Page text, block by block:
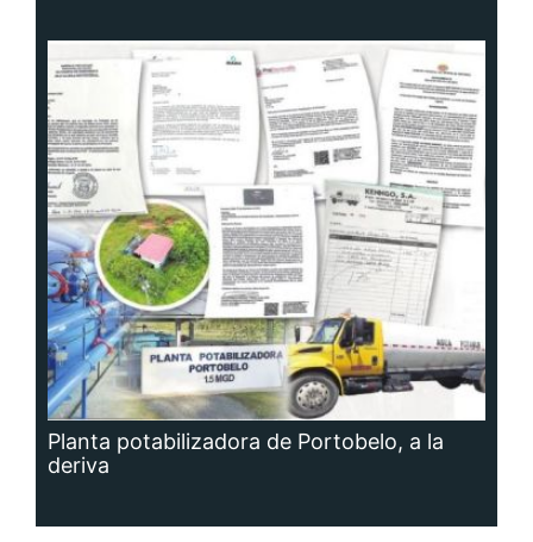
Planta potabilizadora de Portobelo, a la
deriva